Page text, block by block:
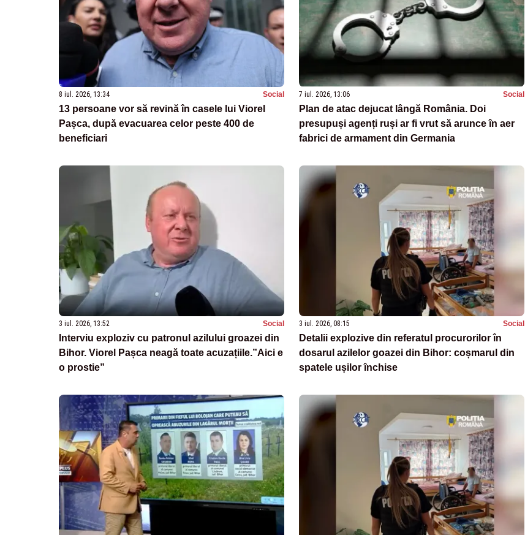
8 iul. 2026, 13:34 Social
13 persoane vor să revină în casele lui Viorel
Pașca, după evacuarea celor peste 400 de
beneficiari
7 iul. 2026, 13:06 Social
Plan de atac dejucat lângă România. Doi
presupuși agenți ruși ar fi vrut să arunce în aer
fabrici de armament din Germania
3 iul. 2026, 13:52 Social
Interviu exploziv cu patronul azilului groazei din
Bihor. Viorel Pașca neagă toate acuzațiile.”Aici e
o prostie”
3 iul. 2026, 08:15 Social
Detalii explozive din referatul procurorilor în
dosarul azilelor goazei din Bihor: coșmarul din
spatele ușilor închise